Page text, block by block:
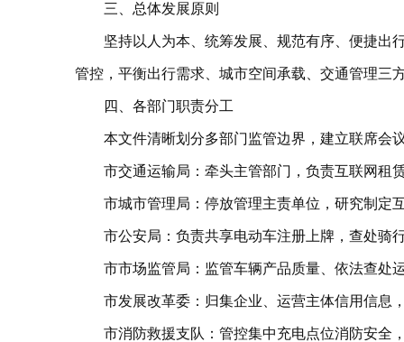
三、总体发展原则
坚持以人为本、统筹发展、规范有序、便捷出
管控，平衡出行需求、城市空间承载、交通管理三
四、各部门职责分工
本文件清晰划分多部门监管边界，建立联席会
市交通运输局：牵头主管部门，负责互联网租
市城市管理局：停放管理主责单位，研究制定
市公安局：负责共享电动车注册上牌，查处骑
市市场监管局：监管车辆产品质量、依法查处
市发展改革委：归集企业、运营主体信用信息
市消防救援支队：管控集中充电点位消防安全